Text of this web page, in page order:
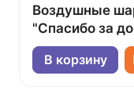
Воздушные
"Спасибо за
В корзину